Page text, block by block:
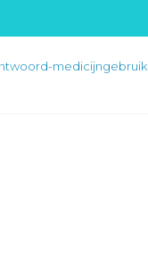
medicijngebruik